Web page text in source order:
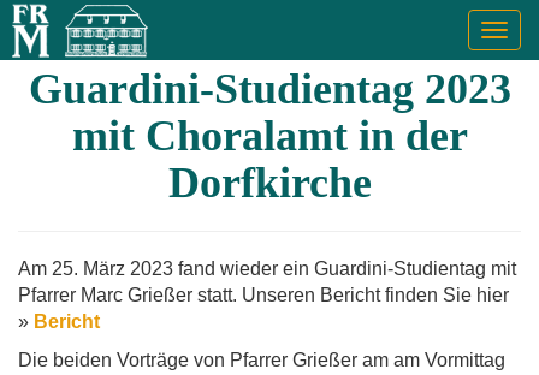
Guardini-Studientag 2023
mit Choralamt in der
Dorfkirche
Am 25. März 2023 fand wieder ein Guardini-Studientag mit
Pfarrer Marc Grießer statt. Unseren Bericht finden Sie hier
» Bericht
Die beiden Vorträge von Pfarrer Grießer am am Vormittag